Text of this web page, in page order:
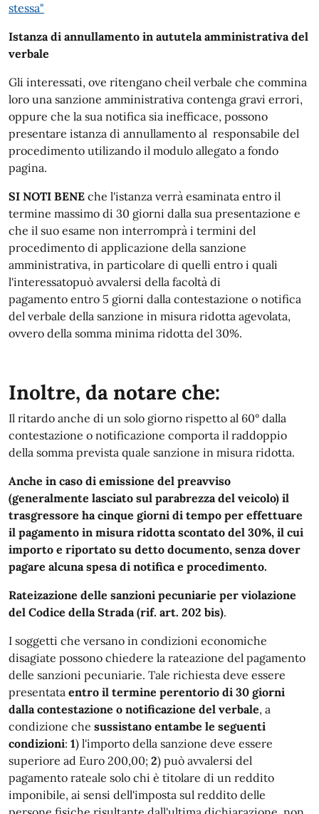
stessa"
Istanza di annullamento in aututela amministrativa del
verbale
Gli interessati, ove ritengano cheil verbale che commina
loro una sanzione amministrativa contenga gravi errori,
oppure che la sua notifica sia inefficace, possono
presentare istanza di annullamento al responsabile del
procedimento utilizando il modulo allegato a fondo
pagina.
SI NOTI BENE che l'istanza verrà esaminata entro il
termine massimo di 30 giorni dalla sua presentazione e
che il suo esame non interromprà i termini del
procedimento di applicazione della sanzione
amministrativa, in particolare di quelli entro i quali
l'interessatopuò avvalersi della facoltà di
pagamento entro 5 giorni dalla contestazione o notifica
del verbale della sanzione in misura ridotta agevolata,
ovvero della somma minima ridotta del 30%.
Inoltre, da notare che:
Il ritardo anche di un solo giorno rispetto al 60° dalla
contestazione o notificazione comporta il raddoppio
della somma prevista quale sanzione in misura ridotta.
Anche in caso di emissione del preavviso
(generalmente lasciato sul parabrezza del veicolo) il
trasgressore ha cinque giorni di tempo per effettuare
il pagamento in misura ridotta scontato del 30%, il cui
importo e riportato su detto documento, senza dover
pagare alcuna spesa di notifica e procedimento.
Rateizazione delle sanzioni pecuniarie per violazione
del Codice della Strada (rif. art. 202 bis).
I soggetti che versano in condizioni economiche
disagiate possono chiedere la rateazione del pagamento
delle sanzioni pecuniarie. Tale richiesta deve essere
presentata entro il termine perentorio di 30 giorni
dalla contestazione o notificazione del verbale, a
condizione che sussistano entambe le seguenti
condizioni: 1) l'importo della sanzione deve essere
superiore ad Euro 200,00; 2) può avvalersi del
pagamento rateale solo chi è titolare di un reddito
imponibile, ai sensi dell'imposta sul reddito delle